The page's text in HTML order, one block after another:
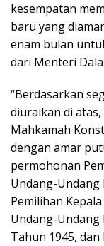
kesempatan
baru yang
enam bulan
dari Menteri
“Berdasarkan
diuraikan di
Mahkamah
dengan amar
permohonan
Undang-
Pemilihan
Undang-Undang
Tahun 1945,